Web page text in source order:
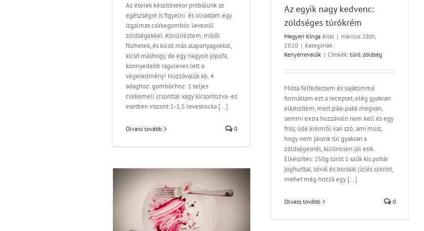
Az ételek készítésekor próbálunk az
egészségre is figyelni és olvastam egy
izgalmas csirkegombóc levesről
zöldségekkel. Körülnéztem, miből
főzhetek, és kicsit más alapanyagokkal,
kicsit máshogy, de egy nagyon jópofa,
könnyedebb raguleves lett a
végeredmény! Hozzávalók kb. 4
adaghoz: gombóchoz: 1 teljes
csirkemell (csonttal vagy kicsontozva -ez
esetben viszont 1-1,5 leveskocka [...]
Olvass tovább 0
Az egyik nagy kedvenc:
zöldséges túrókrém
Megyeri Kinga által | március 28th,
2020 | Kategóriák:
Kenyérrevalók | Címkék: túró zöldség
Mióta felfedeztem és sajátommá
formáltam ezt a receptet, elég gyakran
elkészítem, mert pikk-pakk megvan,
semmi extra hozzávaló nem kell és egy
friss, üde krémről van szó, ami most,
hogy nem járunk túl gyakran a
zöldségesnél, különösen jól esik.
Elkészítés: 250g túrót 1 szűk kis pohár
joghurttal, sóval és borssal (ízlés szerint,
mehet még hozzá egy [...]
Olvass tovább 0